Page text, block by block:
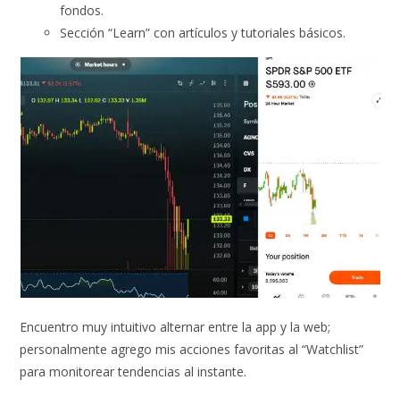
fondos.
Sección “Learn” con artículos y tutoriales básicos.
Encuentro muy intuitivo alternar entre la app y la web;
personalmente agrego mis acciones favoritas al “Watchlist”
para monitorear tendencias al instante.